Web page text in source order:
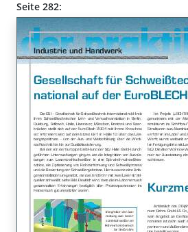
Seite 282: